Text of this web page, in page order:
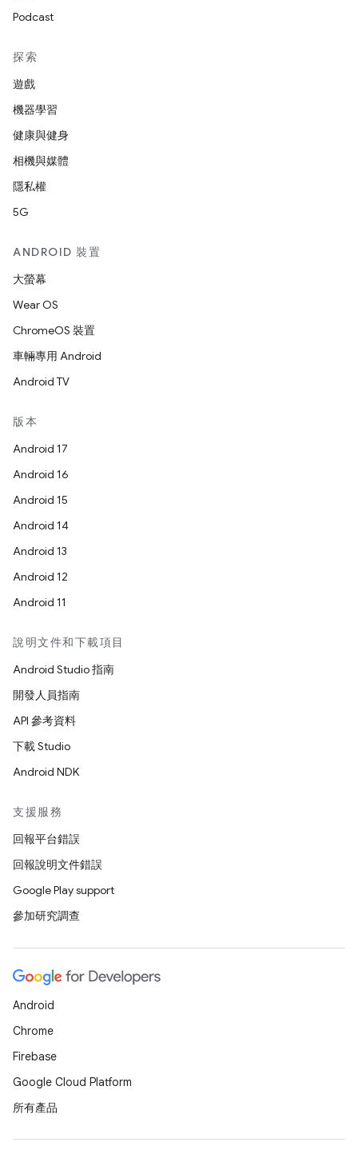
Podcast
探索
遊戲
機器學習
健康與健身
相機與媒體
隱私權
5G
ANDROID 裝置
大螢幕
Wear OS
ChromeOS 裝置
車輛專用 Android
Android TV
版本
Android 17
Android 16
Android 15
Android 14
Android 13
Android 12
Android 11
說明文件和下載項目
Android Studio 指南
開發人員指南
API 參考資料
下載 Studio
Android NDK
支援服務
回報平台錯誤
回報說明文件錯誤
Google Play support
參加研究調查
Android
Chrome
Firebase
Google Cloud Platform
所有產品